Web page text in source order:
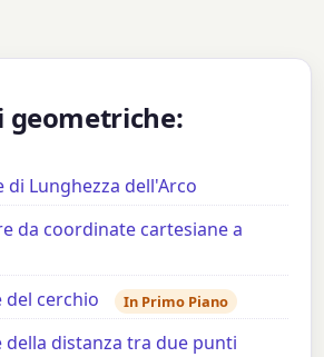
geometriche:
di Lunghezza dell'Arco
da coordinate cartesiane a
del cerchio
In Primo Piano
della distanza tra due punti